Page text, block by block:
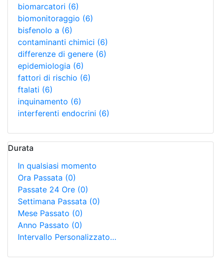
biomarcatori (6)
biomonitoraggio (6)
bisfenolo a (6)
contaminanti chimici (6)
differenze di genere (6)
epidemiologia (6)
fattori di rischio (6)
ftalati (6)
inquinamento (6)
interferenti endocrini (6)
Durata
In qualsiasi momento
Ora Passata (0)
Passate 24 Ore (0)
Settimana Passata (0)
Mese Passato (0)
Anno Passato (0)
Intervallo Personalizzato…